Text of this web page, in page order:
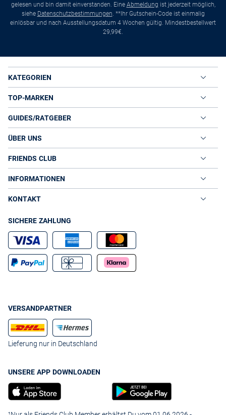
gelesen und bin damit einverstanden. Eine Abmeldung ist jederzeit möglich,
siehe Datenschutzbestimmungen. **Ihr Gutschein-Code ist einmalig
einlösbar und nach Ausstellungsdatum 4 Wochen gültig. Mindestbestellwert
29,99€.
KATEGORIEN
TOP-MARKEN
GUIDES/RATGEBER
ÜBER UNS
FRIENDS CLUB
INFORMATIONEN
KONTAKT
SICHERE ZAHLUNG
VERSANDPARTNER
Lieferung nur in Deutschland
UNSERE APP DOWNLOADEN